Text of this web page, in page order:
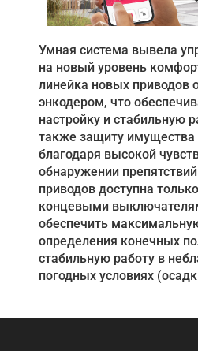
Умная система вывела
на новый уровень
линейка новых приводов
энкодером, что
настройку и стабильную
также защиту
благодаря высокой
обнаружении
приводов доступна
концевыми
обеспечить
определения конечных
стабильную работу в
погодных условиях